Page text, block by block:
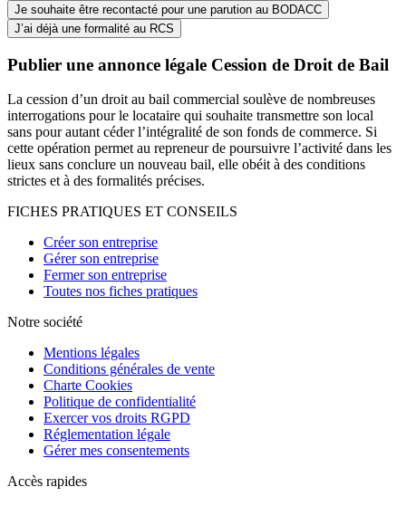
Je souhaite être recontacté pour une parution au BODACC
J’ai déjà une formalité au RCS
Publier une annonce légale Cession de Droit de Bail
La cession d’un droit au bail commercial soulève de nombreuses
interrogations pour le locataire qui souhaite transmettre son local
sans pour autant céder l’intégralité de son fonds de commerce. Si
cette opération permet au repreneur de poursuivre l’activité dans les
lieux sans conclure un nouveau bail, elle obéit à des conditions
strictes et à des formalités précises.
FICHES PRATIQUES ET CONSEILS
Créer son entreprise
Gérer son entreprise
Fermer son entreprise
Toutes nos fiches pratiques
Notre société
Mentions légales
Conditions générales de vente
Charte Cookies
Politique de confidentialité
Exercer vos droits RGPD
Réglementation légale
Gérer mes consentements
Accès rapides